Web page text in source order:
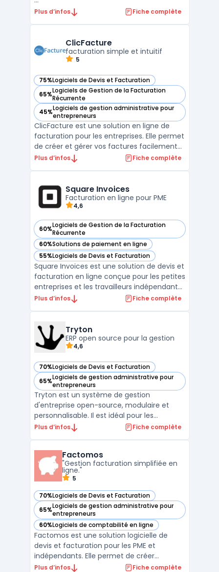
Plus d’infos Fiche complète
ClicFacture
facturation simple et intuitif
5
75%Logiciels de Devis et Facturation
— voir ClicFacture dans cette catégorie
65%Logiciels de Gestion de la Facturation
Récurrente
— voir ClicFacture dans cette catégorie
45%Logiciels de gestion administrative pour
entrepreneurs
— voir ClicFacture dans cette catégorie
ClicFacture est une solution en ligne de
facturation pour les entreprises. Elle permet
de créer et gérer vos factures facilement
et rapidement. ClicFacture offre des
clients. Avec ClicFacture, vous pouvez
suivre l'évolu ...
Plus d’infos Fiche complète
Square Invoices
Facturation en ligne pour PME
4,6
60%Logiciels de Gestion de la Facturation
Récurrente
— voir Square Invoices dans cette catégorie
60%Solutions de paiement en ligne
— voir Square Invoices dans cette catégorie
55%Logiciels de Devis et Facturation
— voir Square Invoices dans cette catégorie
Square Invoices est une solution de devis et
facturation en ligne conçue pour les petites
entreprises et les travailleurs indépendants.
Avec Square Invoices, vous pouvez créer,
également des fonctionnalités de
paiement ...
Plus d’infos Fiche complète
Tryton
ERP open source pour la gestion
4,6
70%Logiciels de Devis et Facturation
— voir Tryton dans cette catégorie
65%Logiciels de gestion administrative pour
entrepreneurs
— voir Tryton dans cette catégorie
Tryton est un système de gestion
d'entreprise open-source, modulaire et
personnalisable. Il est idéal pour les
entreprises ayant des besoins spécifiques
fonctionnalités de base pour la gestion de
la chaîne d'approvisionnement ...
Plus d’infos Fiche complète
Factomos
"Gestion facturation simplifiée en
ligne."
5
70%Logiciels de Devis et Facturation
— voir Factomos dans cette catégorie
65%Logiciels de gestion administrative pour
entrepreneurs
— voir Factomos dans cette catégorie
60%Logiciels de comptabilité en ligne
— voir Factomos dans cette catégorie
Factomos est une solution logicielle de
devis et facturation pour les PME et
indépendants. Elle permet de créer
facilement des devis et des factures
Plus d’infos Fiche complète